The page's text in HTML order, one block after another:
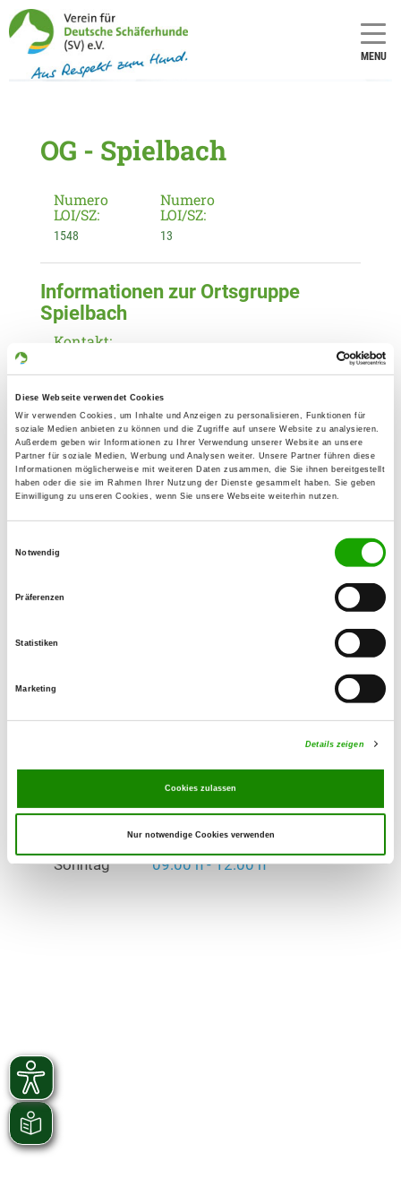
Diese Webseite verwendet Cookies
Wir verwenden Cookies, um Inhalte und Anzeigen zu personalisieren, Funktionen für
soziale Medien anbieten zu können und die Zugriffe auf unsere Website zu analysieren.
Außerdem geben wir Informationen zu Ihrer Verwendung unserer Website an unsere
Partner für soziale Medien, Werbung und Analysen weiter. Unsere Partner führen diese
Informationen möglicherweise mit weiteren Daten zusammen, die Sie ihnen bereitgestellt
haben oder die sie im Rahmen Ihrer Nutzung der Dienste gesammelt haben. Sie geben
Einwilligung zu unseren Cookies, wenn Sie unsere Webseite weiterhin nutzen.
Notwendig
Präferenzen
Statistiken
Marketing
Details zeigen
Cookies zulassen
Nur notwendige Cookies verwenden
MENU
OG - Spielbach
Numero
LOI/SZ:
1548
Numero
LOI/SZ:
13
Informationen zur Ortsgruppe
Spielbach
Kontakt:
97993 Creglingen
Numero di telefono:
07933 20220
Fax:
07933 20221
E-Mail:
Welpenspielstunde, Erziehungskurse,
Mittwoch 19:00 h - 22:00 h
Sonntag 09:00 h - 12:00 h
Sonntag 09:00 h - 12:00 h